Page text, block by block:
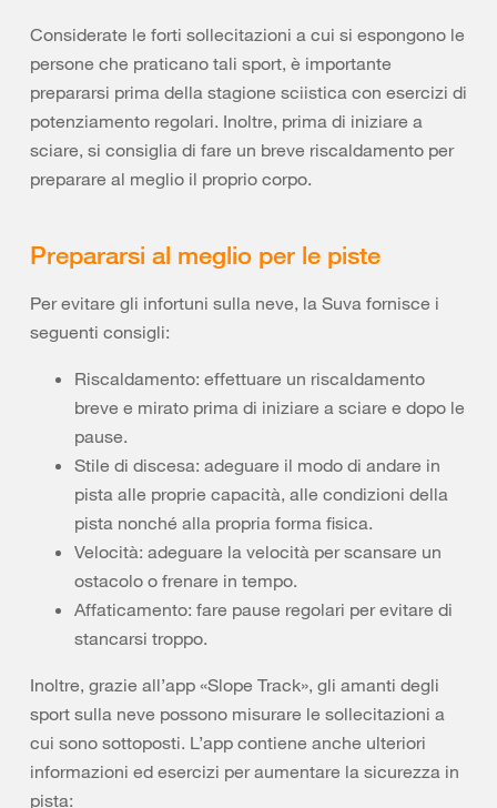
Considerate le forti sollecitazioni a cui si espongono le
persone che praticano tali sport, è importante
prepararsi prima della stagione sciistica con esercizi di
potenziamento regolari. Inoltre, prima di iniziare a
sciare, si consiglia di fare un breve riscaldamento per
preparare al meglio il proprio corpo.
Prepararsi al meglio per le piste
Per evitare gli infortuni sulla neve, la Suva fornisce i
seguenti consigli:
Riscaldamento: effettuare un riscaldamento
breve e mirato prima di iniziare a sciare e dopo le
pause.
Stile di discesa: adeguare il modo di andare in
pista alle proprie capacità, alle condizioni della
pista nonché alla propria forma fisica.
Velocità: adeguare la velocità per scansare un
ostacolo o frenare in tempo.
Affaticamento: fare pause regolari per evitare di
stancarsi troppo.
Inoltre, grazie all’app «Slope Track», gli amanti degli
sport sulla neve possono misurare le sollecitazioni a
cui sono sottoposti. L’app contiene anche ulteriori
informazioni ed esercizi per aumentare la sicurezza in
pista: